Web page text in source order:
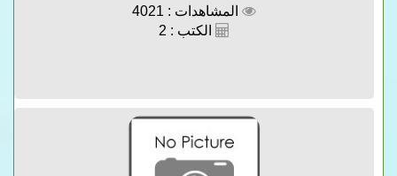
المشاهدات : 4021
الكتب : 2